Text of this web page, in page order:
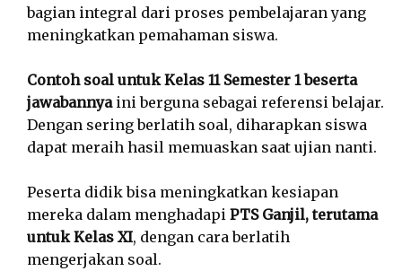
bagian integral dari proses pembelajaran yang
meningkatkan pemahaman siswa.
Contoh soal untuk Kelas 11 Semester 1 beserta
jawabannyaini berguna sebagai referensi belajar.
Dengan sering berlatih soal, diharapkan siswa
dapat meraih hasil memuaskan saat ujian nanti.
Peserta didik bisa meningkatkan kesiapan
mereka dalam menghadapi PTS Ganjil, terutama
untuk Kelas XI, dengan cara berlatih
mengerjakan soal.